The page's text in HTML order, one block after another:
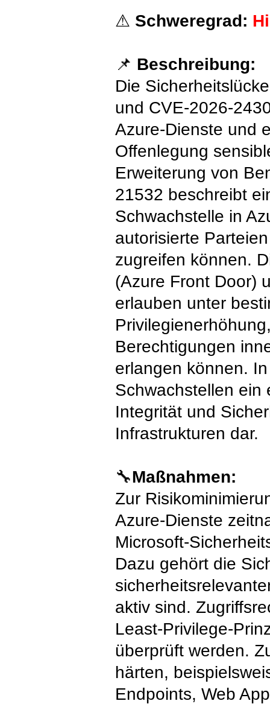
⚠ Schweregrad:
📌 Beschreibung:
Die
und CVE-2026-
Azure-Dienste und
Offenlegung
Erweiterung von
21532 beschreibt
Schwachstelle in
autorisierte
zugreifen können.
(Azure Front Door)
erlauben unter
Berechtigungen
erlangen können.
Schwachstellen ein
Integrität und
Infrastrukturen dar.
🔧Maßnahmen:
Zur
Azure-Dienste
Microsoft-
Dazu gehört die
aktiv sind.
Least-Privilege-
überprüft werden.
härten,
Endpoints, Web